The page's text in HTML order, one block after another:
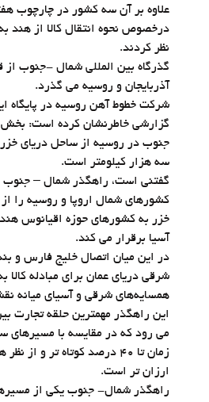
علاوه بر آن سه کشور در چارچوب
درخصوص نحوه انتقال کالا از هند
نظر کردند.
گذرگاه بین المللی شمال -جنوب از
آذربایجان و روسیه می گذرد.
شرکت خطوط آهن روسیه در پایگاه
گزارشی خاطرنشان کرده است:
جنوب در روسیه از ساحل دریای خزر
سه هزار کیلومتر است.
گفتنی است، راهگذر شمال – جنوب
کشورهای شمال اروپا و روسیه را
خزر به کشورهای حوزه اقیانوس
آسیا برقرار می‌ کند.
در این میان اتصال خلیج فارس و
شرقی دریای عمان برای مبادله
همسایه‌های شرقی و آسیای میانه
این راهگذر مهمترین حلقه تجارت
می رود که در مقایسه با مسیرهای
ارزان تر است.
راهگذر شمال- جنوب یکی از